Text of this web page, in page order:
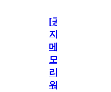
[공
지]
메
모
리
워